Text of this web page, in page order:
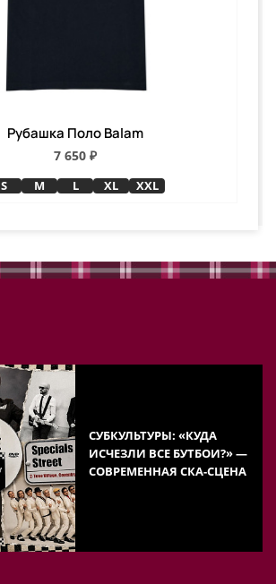
Рубашка Поло Balam
7 650 ₽
S M L XL XXL
СУБКУЛЬТУРЫ: «КУДА
ИСЧЕЗЛИ ВСЕ БУТБОИ?» —
СОВРЕМЕННАЯ СКА-СЦЕНА